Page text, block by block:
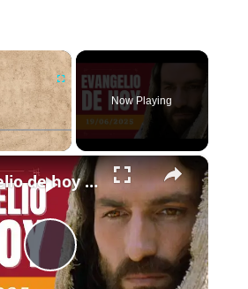
×
Fullscreen
Now Playing
×
P
Evangelio de hoy - Jueves 19 de junio de 2025 - Lucas 9:11b-17 - Biblia Católica